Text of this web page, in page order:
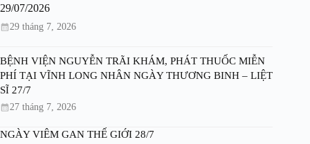
29/07/2026
29 tháng 7, 2026
BỆNH VIỆN NGUYỄN TRÃI KHÁM, PHÁT THUỐC MIỄN
PHÍ TẠI VĨNH LONG NHÂN NGÀY THƯƠNG BINH – LIỆT
SĨ 27/7
27 tháng 7, 2026
NGÀY VIÊM GAN THẾ GIỚI 28/7